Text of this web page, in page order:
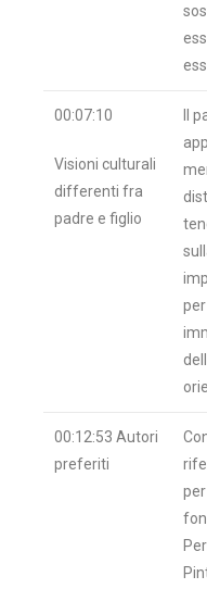
00:07:10
Visioni culturali
differenti fra
padre e figlio
Il
00:12:53 Autori
preferiti